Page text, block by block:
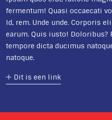
fermentum! Quasi occaecati
Id, rem. Unde unde. Corporis
earum. Quis iusto! Doloribus?
tempore dicta ducimus
natoque.
Dit is een link